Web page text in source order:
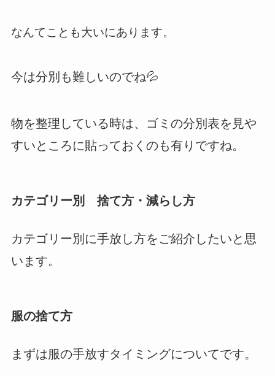
なんてことも大いにあります。
今は分別も難しいのでね💦
物を整理している時は、ゴミの分別表を見や
すいところに貼っておくのも有りですね。
カテゴリー別 捨て方・減らし方
カテゴリー別に手放し方をご紹介したいと思
います。
服の捨て方
まずは服の手放すタイミングについてです。